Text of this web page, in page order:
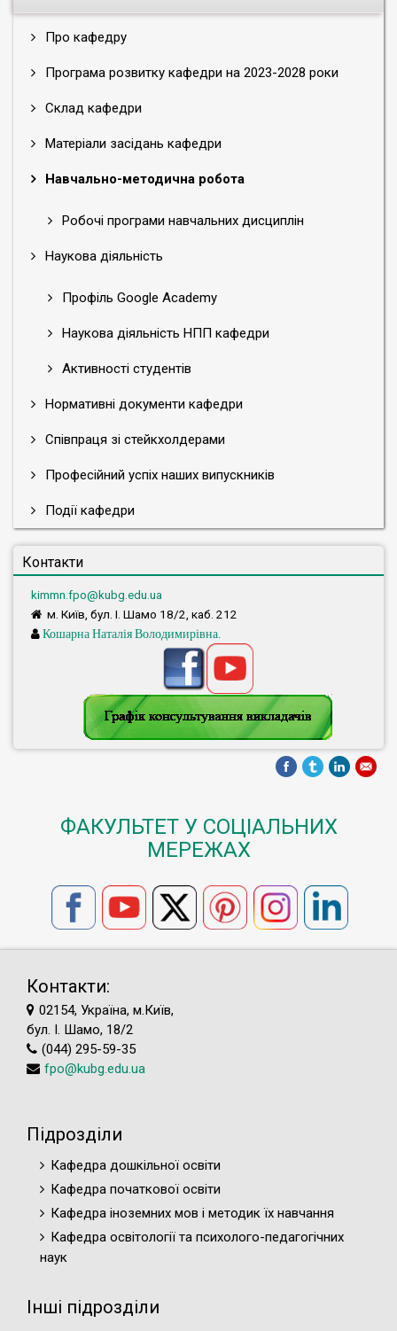
Про кафедру
Програма розвитку кафедри на 2023-2028 роки
Склад кафедри
Матеріали засідань кафедри
Навчально-методична робота
Робочі програми навчальних дисциплін
Наукова діяльність
Профіль Google Academy
Наукова діяльність НПП кафедри
Активності студентів
Нормативні документи кафедри
Співпраця зі стейкхолдерами
Професійний успіх наших випускників
Події кафедри
Контакти
kimmn.fpo@kubg.edu.ua
м. Київ, бул. І. Шамо 18/2, каб. 212
Кошарна Наталія Володимирівна.
ФАКУЛЬТЕТ У СОЦІАЛЬНИХ
МЕРЕЖАХ
Контакти:
02154, Україна, м.Київ,
бул. І. Шамо, 18/2
(044) 295-59-35
fpo@kubg.edu.ua
Підрозділи
Кафедра дошкільної освіти
Кафедра початкової освіти
Кафедра іноземних мов і методик їх навчання
Кафедра освітології та психолого-педагогічних
наук
Інші підрозділи